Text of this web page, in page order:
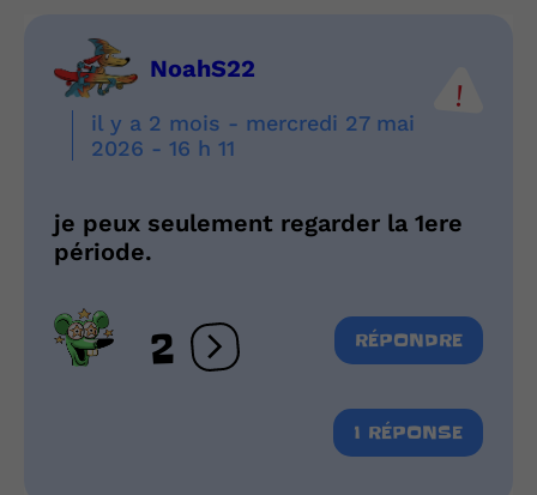
NoahS22
il y a 2 mois - mercredi 27 mai
2026 - 16 h 11
je peux seulement regarder la 1ere
période.
2 Ouvrir les réactions
RÉPONDRE
1 RÉPONSE